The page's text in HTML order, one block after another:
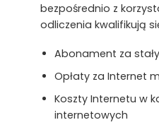
bezpośrednio z
odliczenia kwalifikują
Abonament za
Opłaty za Internet
Koszty Internetu w
internetowych